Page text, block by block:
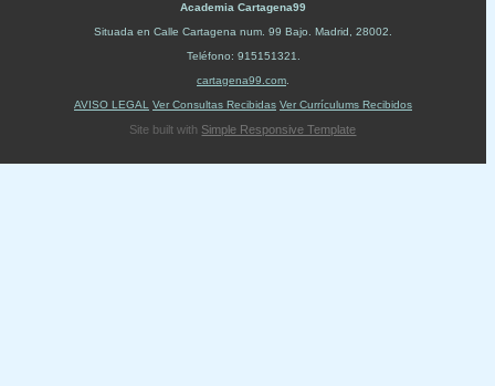
Academia Cartagena99
Situada en Calle Cartagena num. 99 Bajo Madrid 28002
Teléfono: 915151321
cartagena99.com
AVISO LEGAL
Ver Consultas Recibidas Ver Currículums Recibidos
Site built with Simple Responsive Template